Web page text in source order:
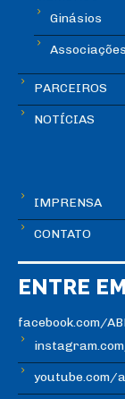
Ginásios
PARCEIROS
NOTÍCIAS
IMPRENSA
CONTATO
ENTRE
facebook.com/
youtube.com/